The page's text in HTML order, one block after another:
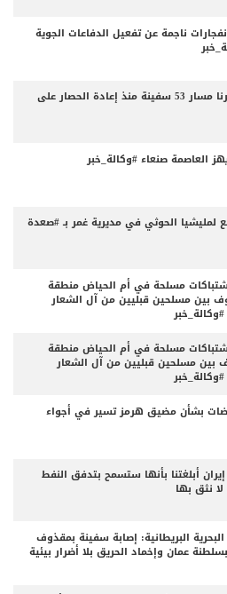
ناجمة عن تفعيل الدفاعات الجوية
الجيش الأميركي: غيرنا مسار 53 سفينة منذ إعادة الحصار على
العاصمة صنعاء #وكالة_خبر
الحوثي في مديرية غمر بـ #صعدة
مسلحة في أم الحياض منطقة
بين مسلحين قبليين من آل الشعار
مسلحة في أم الحياض منطقة
بين مسلحين قبليين من آل الشعار
بشأن مضيق هرمز تسير في أجواء
أبلغتنا بأنها ستسمح بتدفق النفط
نثق بها
البريطانية: إصابة سفينة بمقذوف
عمان وإخماد الحريق بلا أضرار بيئية